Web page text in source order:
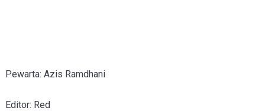
Pewarta: Azis Ramdhani
Editor: Red